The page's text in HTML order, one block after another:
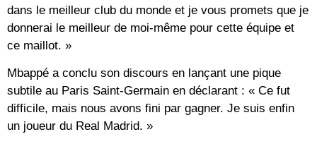
dans le meilleur club du monde et je vous promets que je
donnerai le meilleur de moi-même pour cette équipe et
ce maillot. »
Mbappé a conclu son discours en lançant une pique
subtile au Paris Saint-Germain en déclarant : « Ce fut
difficile, mais nous avons fini par gagner. Je suis enfin
un joueur du Real Madrid. »